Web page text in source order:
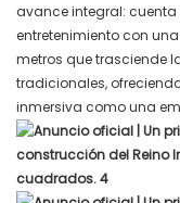
avance integral: cuenta
entretenimiento con
metros que trasciende
tradicionales,
inmersiva como una